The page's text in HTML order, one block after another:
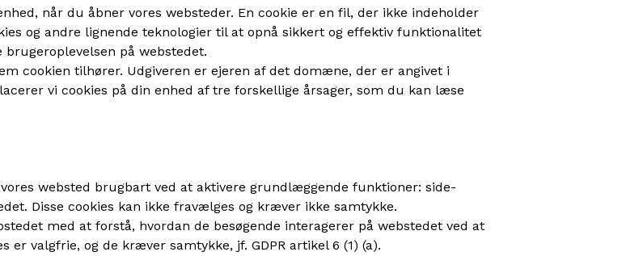
når du åbner vores websteder. En cookie er en fil, der ikke indeholder
og andre lignende teknologier til at opnå sikkert og effektiv funktionalitet
på webstedet.
cookien tilhører. Udgiveren er ejeren af det domæne, der er angivet i
vi cookies på din enhed af tre forskellige årsager, som du kan læse
websted brugbart ved at aktivere grundlæggende funktioner: side-
Disse cookies kan ikke fravælges og kræver ikke samtykke.
med at forstå, hvordan de besøgende interagerer på webstedet ved at
er valgfrie, og de kræver samtykke, jf. GDPR artikel 6 (1) (a).